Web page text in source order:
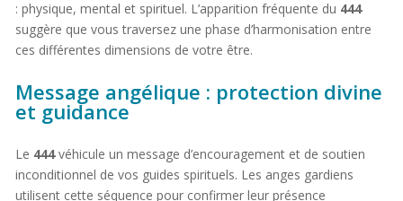
: physique, mental et spirituel. L’apparition fréquente du 444
suggère que vous traversez une phase d’harmonisation entre
ces différentes dimensions de votre être.
Message angélique : protection divine
et guidance
Le 444véhicule un message d’encouragement et de soutien
inconditionnel de vos guides spirituels. Les anges gardiens
utilisent cette séquence pour confirmer leur présence